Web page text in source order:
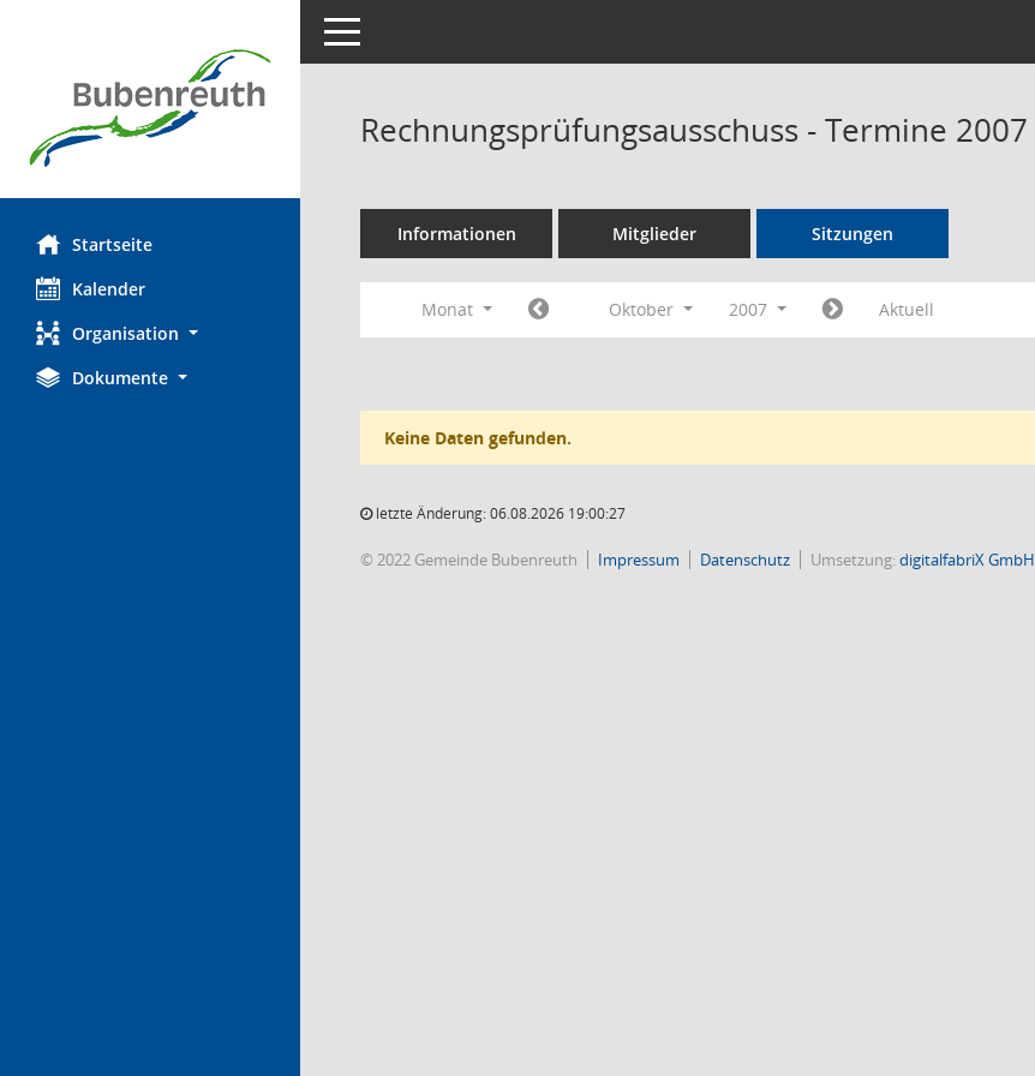
Startseite
Kalender
Organisation
Dokumente
Toggle navigation
Rechnungsprüfungsausschuss - Termine 2007
Informationen Mitglieder Sitzungen
Monat Oktober 2007 Aktuell
Keine Daten gefunden.
letzte Änderung: 06.08.2026 19:00:27
© 2022 Gemeinde Bubenreuth Impressum Datenschutz Umsetzung:digitalfabriX GmbH